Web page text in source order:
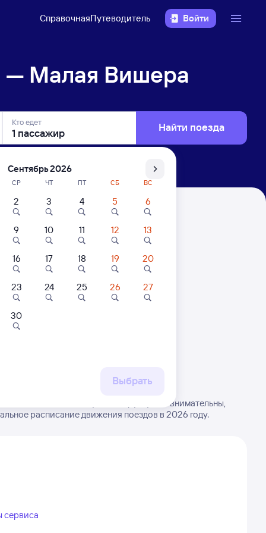
СправочнаяПутеводитель Войти
— Малая Вишера
Кто едет Найти поезда
из Эльтона в Малую Вишеру. Будьте внимательны,
расписание движения поездов в 2026 году.
сервиса
Сентябрь 2026
СР ЧТ ПТ СБ ВС
2 3 4 5 6
9 10 11 12 13
16 17 18 19 20
23 24 25 26 27
30
Выбрать